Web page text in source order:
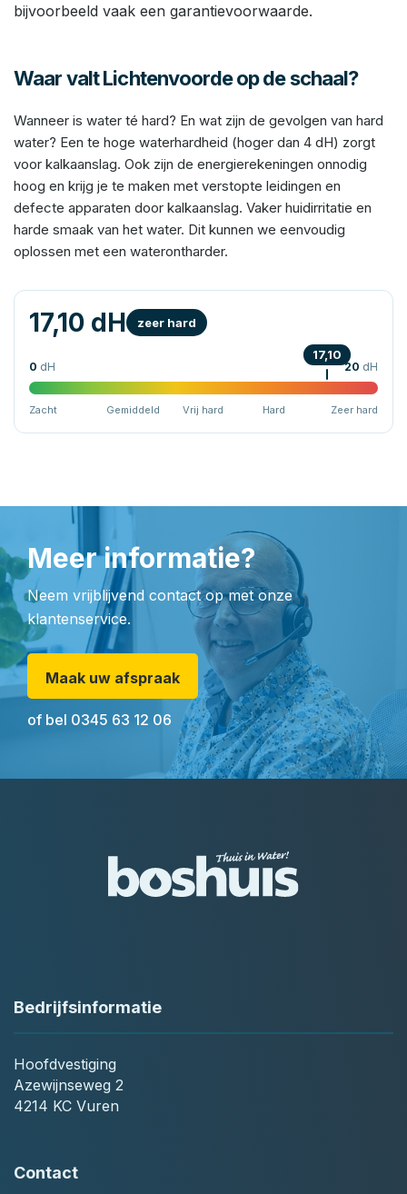
bijvoorbeeld vaak een garantievoorwaarde.
Waar valt Lichtenvoorde op de schaal?
Wanneer is water té hard? En wat zijn de gevolgen van hard
water? Een te hoge waterhardheid (hoger dan 4 dH) zorgt
voor kalkaanslag. Ook zijn de energierekeningen onnodig
hoog en krijg je te maken met verstopte leidingen en
defecte apparaten door kalkaanslag. Vaker huidirritatie en
harde smaak van het water. Dit kunnen we eenvoudig
oplossen met een waterontharder.
17,10 dH zeer hard
0 dH 20 dH
17,10
Zacht Gemiddeld Vrij hard Hard Zeer hard
Meer informatie?
Neem vrijblijvend contact op met onze
klantenservice.
Maak uw afspraak
of bel 0345 63 12 06
Bedrijfsinformatie
Hoofdvestiging
Azewijnseweg 2
4214 KC Vuren
Contact